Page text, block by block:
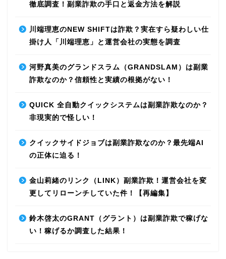
徹底調査！副業詐欺の手口と返金方法を解説
川端理恵のNEW SHIFTは詐欺？実在すら疑わしい仕
掛け人「川端理恵」と運営会社の実態を調査
河野真美のグランドスラム（GRANDSLAM）は副業
詐欺なのか？信頼性と実績の根拠がない！
QUICK 全自動クイックシステムは副業詐欺なのか？
非現実的で怪しい！
クイックサイドジョブは副業詐欺なのか？最先端AI
の正体に迫る！
金山莉緒のリンク（LINK）副業詐欺！運営会社を変
更してリローンチしていた件！【再編集】
鈴木啓太のGRANT（グラント）は副業詐欺で稼げな
い！稼げるか調査した結果！